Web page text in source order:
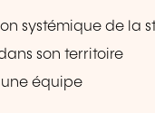
systémique de la
son territoire
équipe